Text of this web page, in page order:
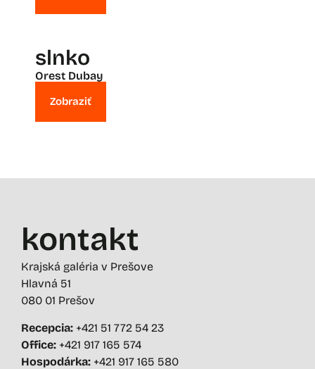
slnko
Orest Dubay
Zobraziť
kontakt
Krajská galéria v Prešove
Hlavná 51
080 01 Prešov
Recepcia: +421 51 772 54 23
Office: +421 917 165 574
Hospodárka: +421 917 165 580